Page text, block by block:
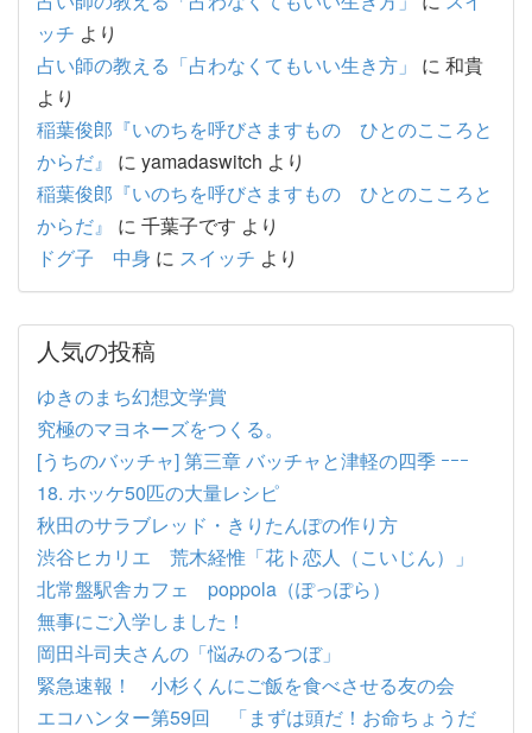
ッチ より
占い師の教える「占わなくてもいい生き方」
に 和貴
より
稲葉俊郎『いのちを呼びさますもの ひとのこころと
からだ』
に yamadaswitch より
稲葉俊郎『いのちを呼びさますもの ひとのこころと
からだ』
に 千葉子です より
ドグ子 中身 に スイッチ より
人気の投稿
ゆきのまち幻想文学賞
究極のマヨネーズをつくる。
[うちのバッチャ] 第三章 バッチャと津軽の四季 ｰｰｰ
18. ホッケ50匹の大量レシピ
秋田のサラブレッド・きりたんぽの作り方
渋谷ヒカリエ 荒木経惟「花ト恋人（こいじん）」
北常盤駅舎カフェ poppola（ぽっぽら）
無事にご入学しました！
岡田斗司夫さんの「悩みのるつぼ」
緊急速報！ 小杉くんにご飯を食べさせる友の会
エコハンター第59回 「まずは頭だ！お命ちょうだ